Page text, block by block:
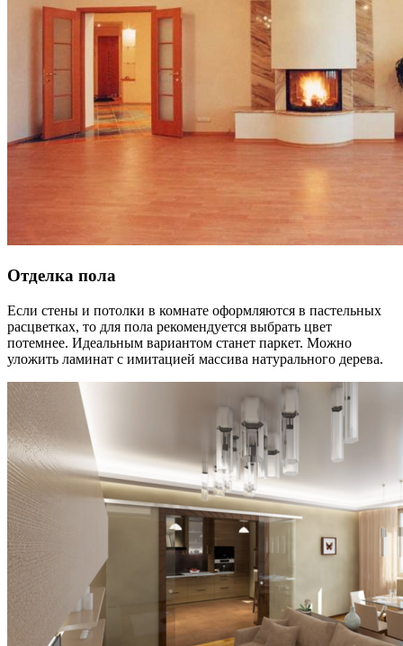
Отделка пола
Если стены и потолки в комнате оформляются в пастельных
расцветках, то для пола рекомендуется выбрать цвет
потемнее. Идеальным вариантом станет паркет. Можно
уложить ламинат с имитацией массива натурального дерева.